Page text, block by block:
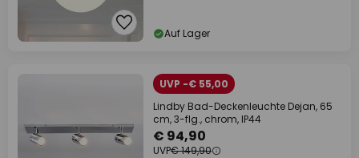
Auf Lager
UVP -€ 55,00
Lindby Bad-Deckenleuchte Dejan, 65
cm, 3-flg., chrom, IP44
€ 94,90
UVP€ 149,90